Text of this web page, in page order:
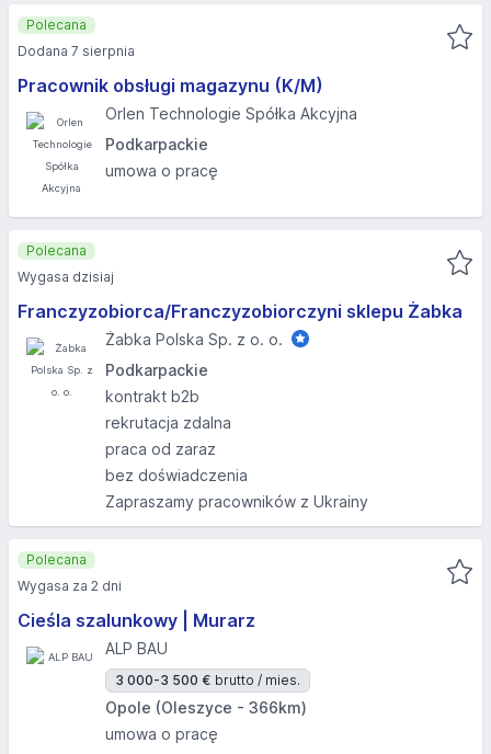
Pracownik obsługi magazynu (K/M)
Orlen Technologie Spółka Akcyjna
Podkarpackie
umowa o pracę
Polecana
Dodana 7 sierpnia
Franczyzobiorca/Franczyzobiorczyni sklepu Żabka
Żabka Polska Sp. z o. o.
Podkarpackie
kontrakt b2b
rekrutacja zdalna
praca od zaraz
bez doświadczenia
Zapraszamy pracowników z Ukrainy
Polecana
Wygasa dzisiaj
Cieśla szalunkowy | Murarz
ALP BAU
3 000-3 500 € brutto / mies.
Opole (Oleszyce - 366km)
umowa o pracę
Polecana
Wygasa za 2 dni